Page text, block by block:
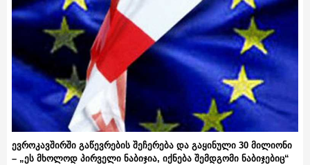
ევროკავშირში გაწევრების შეჩერება და გაყინული 30 მილიონი
– „ეს მხოლოდ პირველი ნაბიჯია, იქნება შემდგომი ნაბიჯებიც“